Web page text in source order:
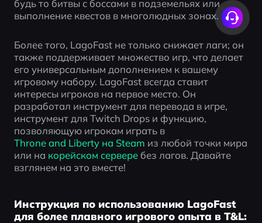
будь то битвы с боссами в подземельях или
выполнение квестов в многолюдных зонах.
Более того, LagoFast не только снижает лаги; он
также поддерживает множество игр, что делает
его универсальным дополнением к вашему
игровому набору. LagoFast всегда ставит
интересы игроков на первое место. Он
разработал инструмент для перевода в игре,
инструмент для Twitch Drops и функцию,
позволяющую игрокам играть в
Throne and Liberty на Steam из любой точки мира
или на корейском сервере без лагов. Давайте
взглянем на это вместе!
Инструкция по использованию LagoFast
для более плавного игрового опыта в T&L: